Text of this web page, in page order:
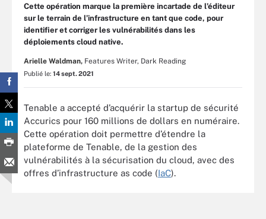
Cette opération marque la première incartade de l’éditeur
sur le terrain de l’infrastructure en tant que code, pour
identifier et corriger les vulnérabilités dans les
déploiements cloud native.
Arielle Waldman, Features Writer, Dark Reading
Publié le: 14 sept. 2021
Tenable a accepté d’acquérir la startup de sécurité
Accurics pour 160 millions de dollars en numéraire.
Cette opération doit permettre d’étendre la
plateforme de Tenable, de la gestion des
vulnérabilités à la sécurisation du cloud, avec des
offres d’infrastructure as code (IaC).